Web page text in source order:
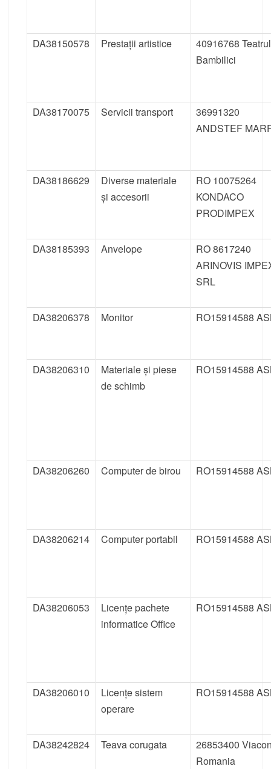
DA38150578 Prestații artistice
40916768 Teatrul
Bambilici
DA38170075 Servicii transport
36991320
ANDSTEF
DA38186629
Diverse materiale
și accesorii
RO 10075264
KONDACO
PRODIMPEX
DA38185393 Anvelope
RO 8617240
ARINOVIS
SRL
DA38206378 Monitor RO15914588
DA38206310
Materiale și piese
de schimb
RO15914588
DA38206260 Computer de birou RO15914588
DA38206214 Computer portabil RO15914588
DA38206053
Licențe pachete
informatice Office
RO15914588
DA38206010
Licențe sistem
operare
RO15914588
DA38242824 Teava corugata
26853400
Romania